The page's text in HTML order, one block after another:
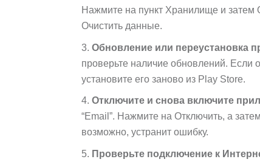
Нажмите на пункт Хранилище и затем
Очистить данные.
Обновление или переустановка
проверьте наличие обновлений. Если
установите его заново из Play Store.
Отключите и снова включите
“Email”. Нажмите на Отключить, а
возможно, устранит ошибку.
Проверьте подключение к